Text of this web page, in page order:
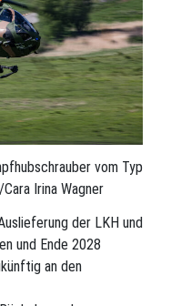
vom Typ
Irina Wagner
der LKH und
und Ende 2028
an den